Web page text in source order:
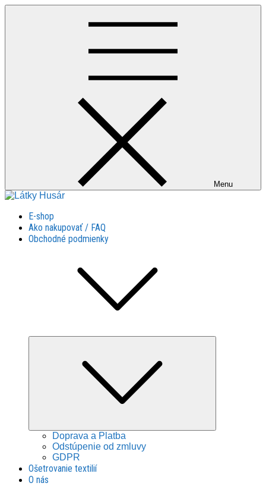
Skip
Menu
Látky Husár
Látky Husár
E-shop
Ako nakupovať / FAQ
Obchodné podmienky
Doprava a Platba
Odstúpenie od zmluvy
GDPR
Ošetrovanie textilií
O nás